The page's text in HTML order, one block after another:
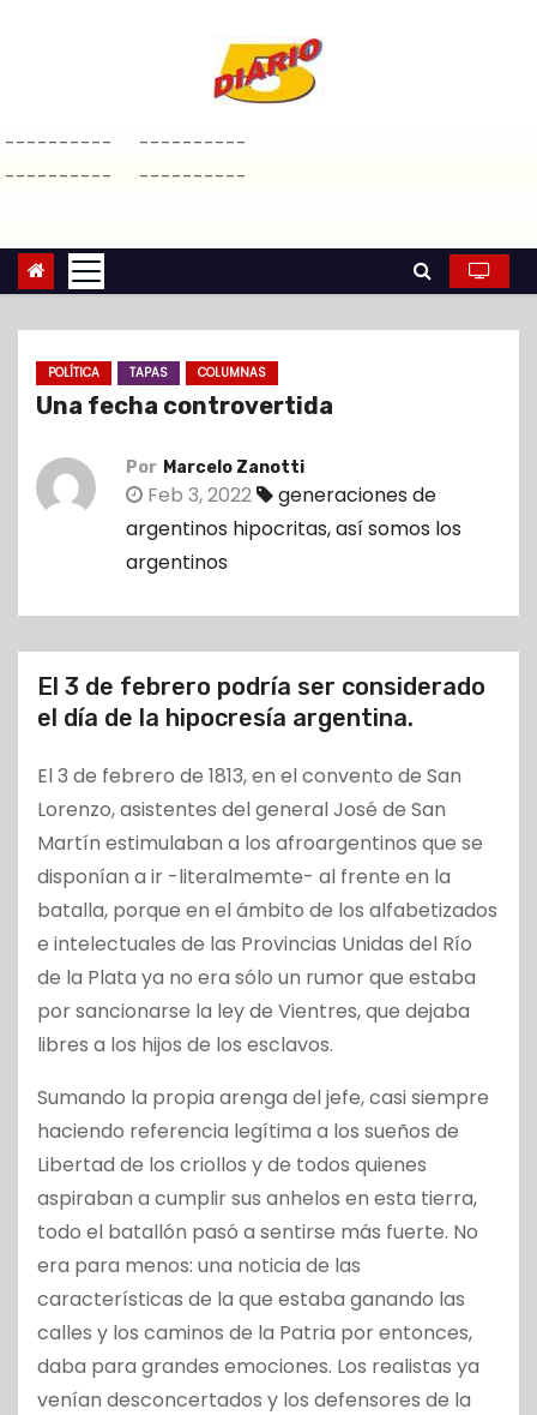
a
r
l
----------
----------
----------
----------
POLÍTICA TAPAS COLUMNAS
Una fecha controvertida
Por Marcelo Zanotti
Feb 3, 2022
generaciones de
argentinos hipocritas,así somos los
argentinos
El 3 de febrero podría ser considerado
el día de la hipocresía argentina.
El 3 de febrero de 1813, en el convento de San
Lorenzo, asistentes del general José de San
Martín estimulaban a los afroargentinos que se
disponían a ir -literalmemte- al frente en la
batalla, porque en el ámbito de los alfabetizados
e intelectuales de las Provincias Unidas del Río
de la Plata ya no era sólo un rumor que estaba
por sancionarse la ley de Vientres, que dejaba
libres a los hijos de los esclavos.
Sumando la propia arenga del jefe, casi siempre
haciendo referencia legítima a los sueños de
Libertad de los criollos y de todos quienes
aspiraban a cumplir sus anhelos en esta tierra,
todo el batallón pasó a sentirse más fuerte. No
era para menos: una noticia de las
características de la que estaba ganando las
calles y los caminos de la Patria por entonces,
daba para grandes emociones. Los realistas ya
venían desconcertados y los defensores de la